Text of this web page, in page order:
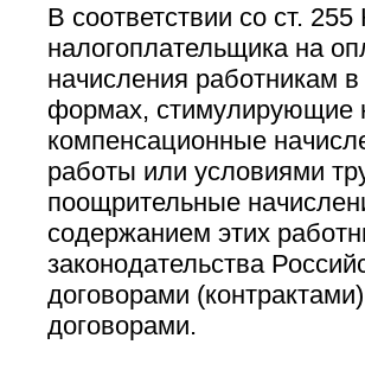
В соответствии со ст.
налогоплательщика на
начисления работникам
формах, стимулирующие
компенсационные
работы или условиями
поощрительные
содержанием этих
законодательства
договорами
договорами.